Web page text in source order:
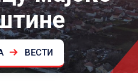
ВЕСТИ